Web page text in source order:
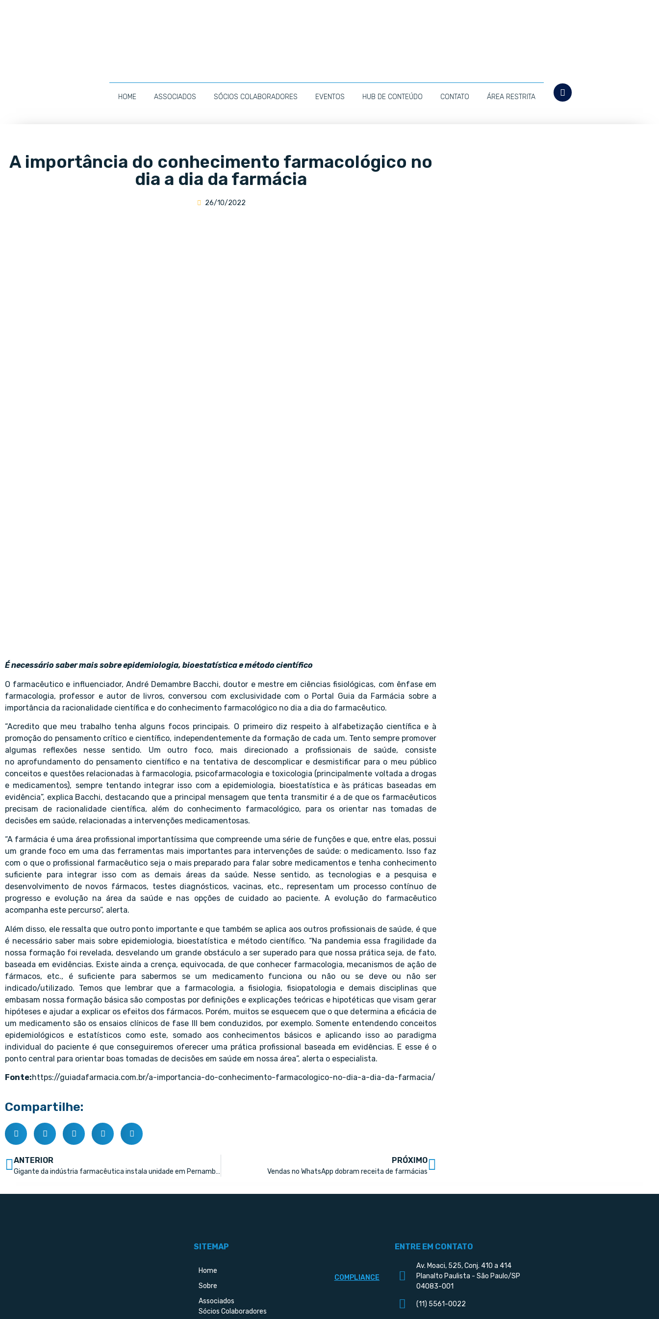
HOME ASSOCIADOS SÓCIOS COLABORADORES EVENTOS HUB DE CONTEÚDO CONTATO ÁREA RESTRITA
A importância do conhecimento farmacológico no
dia a dia da farmácia
26/10/2022
É necessário saber mais sobre epidemiologia, bioestatística e método científico
O farmacêutico e influenciador, André Demambre Bacchi, doutor e mestre em ciências fisiológicas, com ênfase em
farmacologia, professor e autor de livros, conversou com exclusividade com o Portal Guia da Farmácia sobre a
importância da racionalidade científica e do conhecimento farmacológico no dia a dia do farmacêutico.
“Acredito que meu trabalho tenha alguns focos principais. O primeiro diz respeito à alfabetização científica e à
promoção do pensamento crítico e científico, independentemente da formação de cada um. Tento sempre promover
algumas reflexões nesse sentido. Um outro foco, mais direcionado a profissionais de saúde, consiste
no aprofundamento do pensamento científico e na tentativa de descomplicar e desmistificar para o meu público
conceitos e questões relacionadas à farmacologia, psicofarmacologia e toxicologia (principalmente voltada a drogas
e medicamentos), sempre tentando integrar isso com a epidemiologia, bioestatística e às práticas baseadas em
evidência”, explica Bacchi, destacando que a principal mensagem que tenta transmitir é a de que os farmacêuticos
precisam de racionalidade científica, além do conhecimento farmacológico, para os orientar nas tomadas de
decisões em saúde, relacionadas a intervenções medicamentosas.
“A farmácia é uma área profissional importantíssima que compreende uma série de funções e que, entre elas, possui
um grande foco em uma das ferramentas mais importantes para intervenções de saúde: o medicamento. Isso faz
com o que o profissional farmacêutico seja o mais preparado para falar sobre medicamentos e tenha conhecimento
suficiente para integrar isso com as demais áreas da saúde. Nesse sentido, as tecnologias e a pesquisa e
desenvolvimento de novos fármacos, testes diagnósticos, vacinas, etc., representam um processo contínuo de
progresso e evolução na área da saúde e nas opções de cuidado ao paciente. A evolução do farmacêutico
acompanha este percurso”, alerta.
Além disso, ele ressalta que outro ponto importante e que também se aplica aos outros profissionais de saúde, é que
é necessário saber mais sobre epidemiologia, bioestatística e método científico. “Na pandemia essa fragilidade da
nossa formação foi revelada, desvelando um grande obstáculo a ser superado para que nossa prática seja, de fato,
baseada em evidências. Existe ainda a crença, equivocada, de que conhecer farmacologia, mecanismos de ação de
fármacos, etc., é suficiente para sabermos se um medicamento funciona ou não ou se deve ou não ser
indicado/utilizado. Temos que lembrar que a farmacologia, a fisiologia, fisiopatologia e demais disciplinas que
embasam nossa formação básica são compostas por definições e explicações teóricas e hipotéticas que visam gerar
hipóteses e ajudar a explicar os efeitos dos fármacos. Porém, muitos se esquecem que o que determina a eficácia de
um medicamento são os ensaios clínicos de fase III bem conduzidos, por exemplo. Somente entendendo conceitos
epidemiológicos e estatísticos como este, somado aos conhecimentos básicos e aplicando isso ao paradigma
individual do paciente é que conseguiremos oferecer uma prática profissional baseada em evidências. E esse é o
ponto central para orientar boas tomadas de decisões em saúde em nossa área”, alerta o especialista.
Fonte:https://guiadafarmacia.com.br/a-importancia-do-conhecimento-farmacologico-no-dia-a-dia-da-farmacia/
Compartilhe:
ANTERIOR
Gigante da indústria farmacêutica instala unidade em Pernambuco
PRÓXIMO
Vendas no WhatsApp dobram receita de farmácias
SITEMAP
Home
Sobre
Associados
Sócios Colaboradores
COMPLIANCE
ENTRE EM CONTATO
Av. Moaci, 525, Conj. 410 a 414
Planalto Paulista - São Paulo/SP
04083-001
(11) 5561-0022